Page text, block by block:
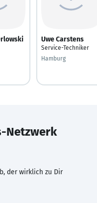
Uwe Carstens
Service-Techniker
Hamburg
Netzwerk
der wirklich zu Dir